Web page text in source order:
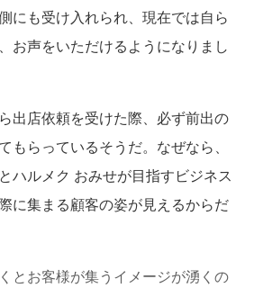
にも受け入れられ、現在では自ら
お声をいただけるようになりまし
出店依頼を受けた際、必ず前出の
もらっているそうだ。なぜなら、
ハルメク おみせが目指すビジネス
に集まる顧客の姿が見えるからだ
とお客様が集うイメージが湧くの